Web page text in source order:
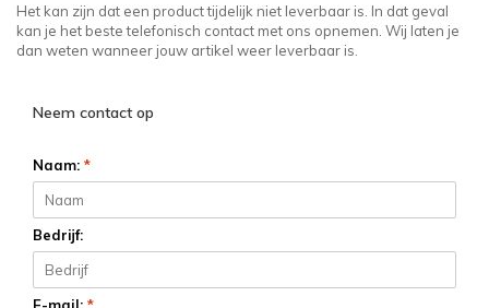
Het kan zijn dat een product tijdelijk niet leverbaar is. In dat geval
kan je het beste telefonisch contact met ons opnemen. Wij laten je
dan weten wanneer jouw artikel weer leverbaar is.
Neem contact op
Naam: *
Bedrijf: